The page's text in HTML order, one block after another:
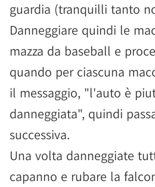
guardia (tranquilli tanto
Danneggiare quindi le
mazza da baseball e
quando per ciascuna
il messaggio, "l'auto è
danneggiata", quindi
successiva.
Una volta danneggiate
capanno e rubare la